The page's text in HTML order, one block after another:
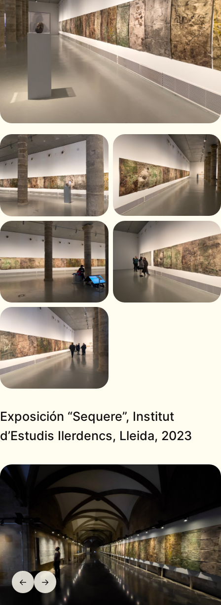
Exposición “Sequere”, Institut
d’Estudis Ilerdencs, Lleida, 2023
← →